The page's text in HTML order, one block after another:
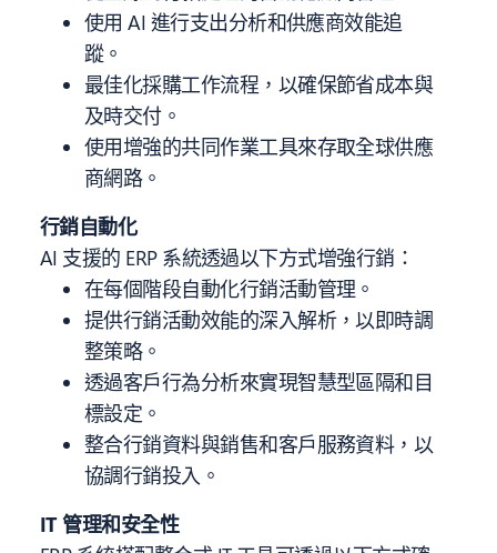
使用 AI 進行支出分析和供應商效能追
蹤。
最佳化採購工作流程，以確保節省成本與
及時交付。
使用增強的共同作業工具來存取全球供應
商網路。
行銷自動化
AI 支援的 ERP 系統透過以下方式增強行銷：
在每個階段自動化行銷活動管理。
提供行銷活動效能的深入解析，以即時調
整策略。
透過客戶行為分析來實現智慧型區隔和目
標設定。
整合行銷資料與銷售和客戶服務資料，以
協調行銷投入。
IT 管理和安全性